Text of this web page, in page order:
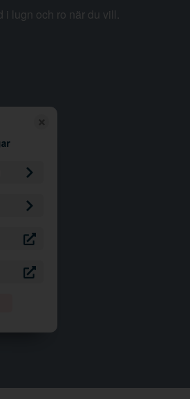
i lugn och ro när du vill.